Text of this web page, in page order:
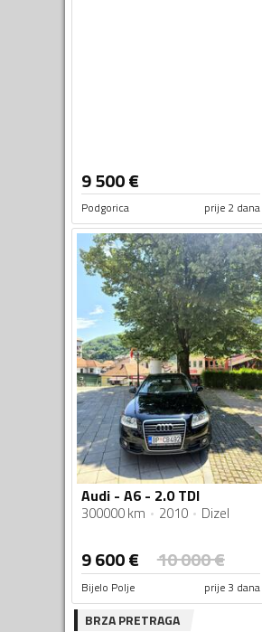
9 500€
Podgorica prije 2 dana
Audi - A6 - 2.0 TDI
300000 km 2010 Dizel
9 600€ 10 000€
Bijelo Polje prije 3 dana
BRZA PRETRAGA